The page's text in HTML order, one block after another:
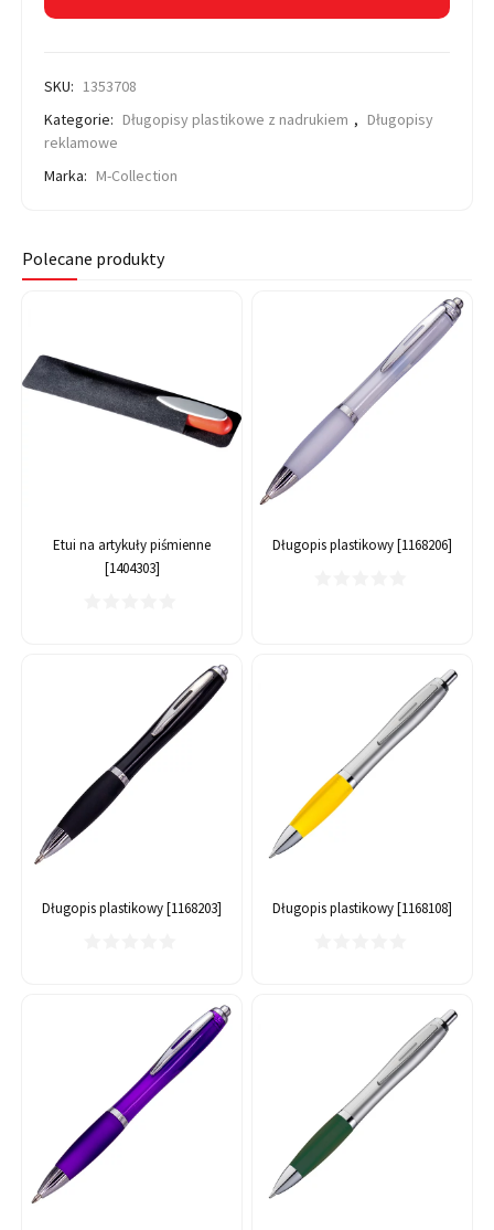
SKU: 1353708
Kategorie: Długopisy plastikowe z nadrukiem , Długopisy
reklamowe
Marka: M-Collection
Polecane produkty
Etui na artykuły piśmienne
[1404303]
Długopis plastikowy [1168206]
Długopis plastikowy [1168203] Długopis plastikowy [1168108]